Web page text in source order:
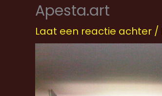
Apesta.art
Laat een reactie achter /